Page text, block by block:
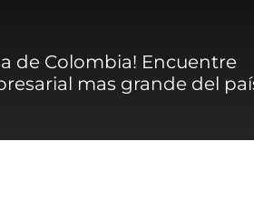
de Colombia! Encuentre
mas grande del